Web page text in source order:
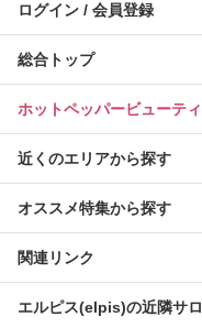
ログイン / 会員登録
総合トップ
ホットペッパービューテ
近くのエリアから探す
オススメ特集から探す
関連リンク
エルピス(elpis)の近隣サ